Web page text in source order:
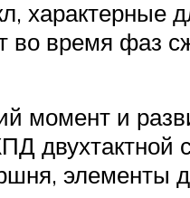
характерные
во время фаз
момент и
двухтактной
элементы